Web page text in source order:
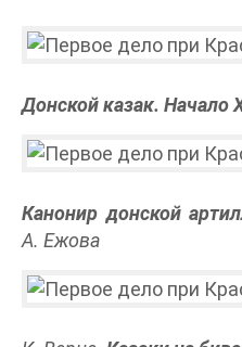
Донской казак. Начало
Канонир донской
А. Ежова